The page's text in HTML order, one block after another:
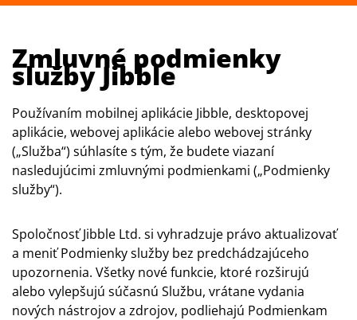
Zmluvné podmienky
služby Jibble
Používaním mobilnej aplikácie Jibble, desktopovej
aplikácie, webovej aplikácie alebo webovej stránky
(„Služba“) súhlasíte s tým, že budete viazaní
nasledujúcimi zmluvnými podmienkami („Podmienky
služby“).
Spoločnosť Jibble Ltd. si vyhradzuje právo aktualizovať
a meniť Podmienky služby bez predchádzajúceho
upozornenia. Všetky nové funkcie, ktoré rozširujú
alebo vylepšujú súčasnú Službu, vrátane vydania
nových nástrojov a zdrojov, podliehajú Podmienkam